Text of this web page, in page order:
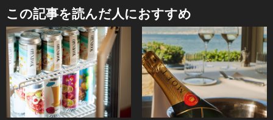
この記事を読んだ人におすすめ